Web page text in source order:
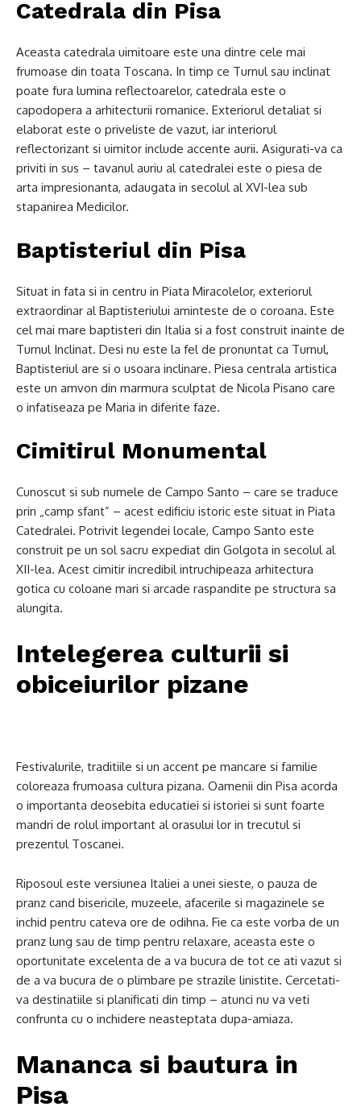
Catedrala din Pisa
Aceasta catedrala uimitoare este una dintre cele mai
frumoase din toata Toscana. In timp ce Turnul sau inclinat
poate fura lumina reflectoarelor, catedrala este o
capodopera a arhitecturii romanice. Exteriorul detaliat si
elaborat este o priveliste de vazut, iar interiorul
reflectorizant si uimitor include accente aurii. Asigurati-va ca
priviti in sus – tavanul auriu al catedralei este o piesa de
arta impresionanta, adaugata in secolul al XVI-lea sub
stapanirea Medicilor.
Baptisteriul din Pisa
Situat in fata si in centru in Piata Miracolelor, exteriorul
extraordinar al Baptisteriului aminteste de o coroana. Este
cel mai mare baptisteri din Italia si a fost construit inainte de
Turnul Inclinat. Desi nu este la fel de pronuntat ca Turnul,
Baptisteriul are si o usoara inclinare. Piesa centrala artistica
este un amvon din marmura sculptat de Nicola Pisano care
o infatiseaza pe Maria in diferite faze.
Cimitirul Monumental
Cunoscut si sub numele de Campo Santo – care se traduce
prin „camp sfant” – acest edificiu istoric este situat in Piata
Catedralei. Potrivit legendei locale, Campo Santo este
construit pe un sol sacru expediat din Golgota in secolul al
XII-lea. Acest cimitir incredibil intruchipeaza arhitectura
gotica cu coloane mari si arcade raspandite pe structura sa
alungita.
Intelegerea culturii si
obiceiurilor pizane
Festivalurile, traditiile si un accent pe mancare si familie
coloreaza frumoasa cultura pizana. Oamenii din Pisa acorda
o importanta deosebita educatiei si istoriei si sunt foarte
mandri de rolul important al orasului lor in trecutul si
prezentul Toscanei.
Riposoul este versiunea Italiei a unei sieste, o pauza de
pranz cand bisericile, muzeele, afacerile si magazinele se
inchid pentru cateva ore de odihna. Fie ca este vorba de un
pranz lung sau de timp pentru relaxare, aceasta este o
oportunitate excelenta de a va bucura de tot ce ati vazut si
de a va bucura de o plimbare pe strazile linistite. Cercetati-
va destinatiile si planificati din timp – atunci nu va veti
confrunta cu o inchidere neasteptata dupa-amiaza.
Mananca si bautura in
Pisa